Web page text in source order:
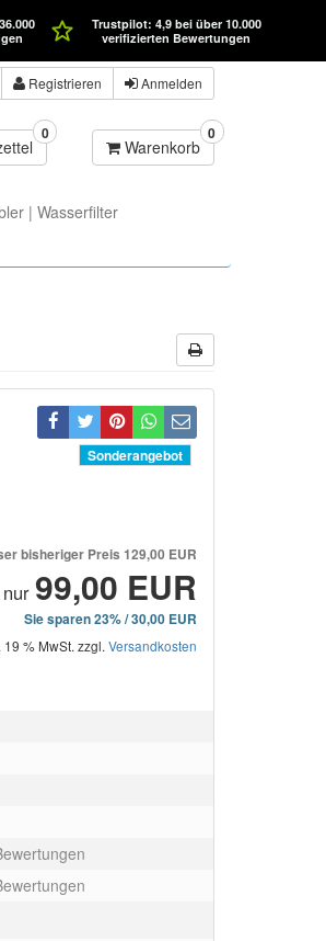
Trustpilot: 4,9 bei über 10.000
verifizierten Bewertungen
Registrieren Anmelden
0 0
Warenkorb
| Wasserfilter
Sonderangebot
bisheriger Preis 129,00 EUR
99,00 EUR
Sie sparen 23% / 30,00 EUR
19 % MwSt. zzgl. Versandkosten